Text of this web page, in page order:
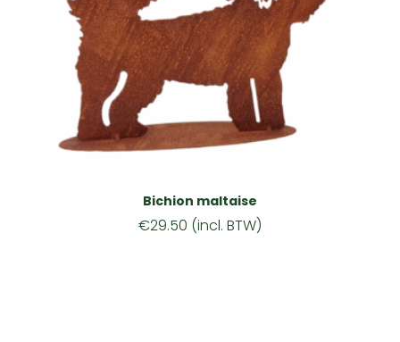
Bichion maltaise
€29.50 (incl. BTW)